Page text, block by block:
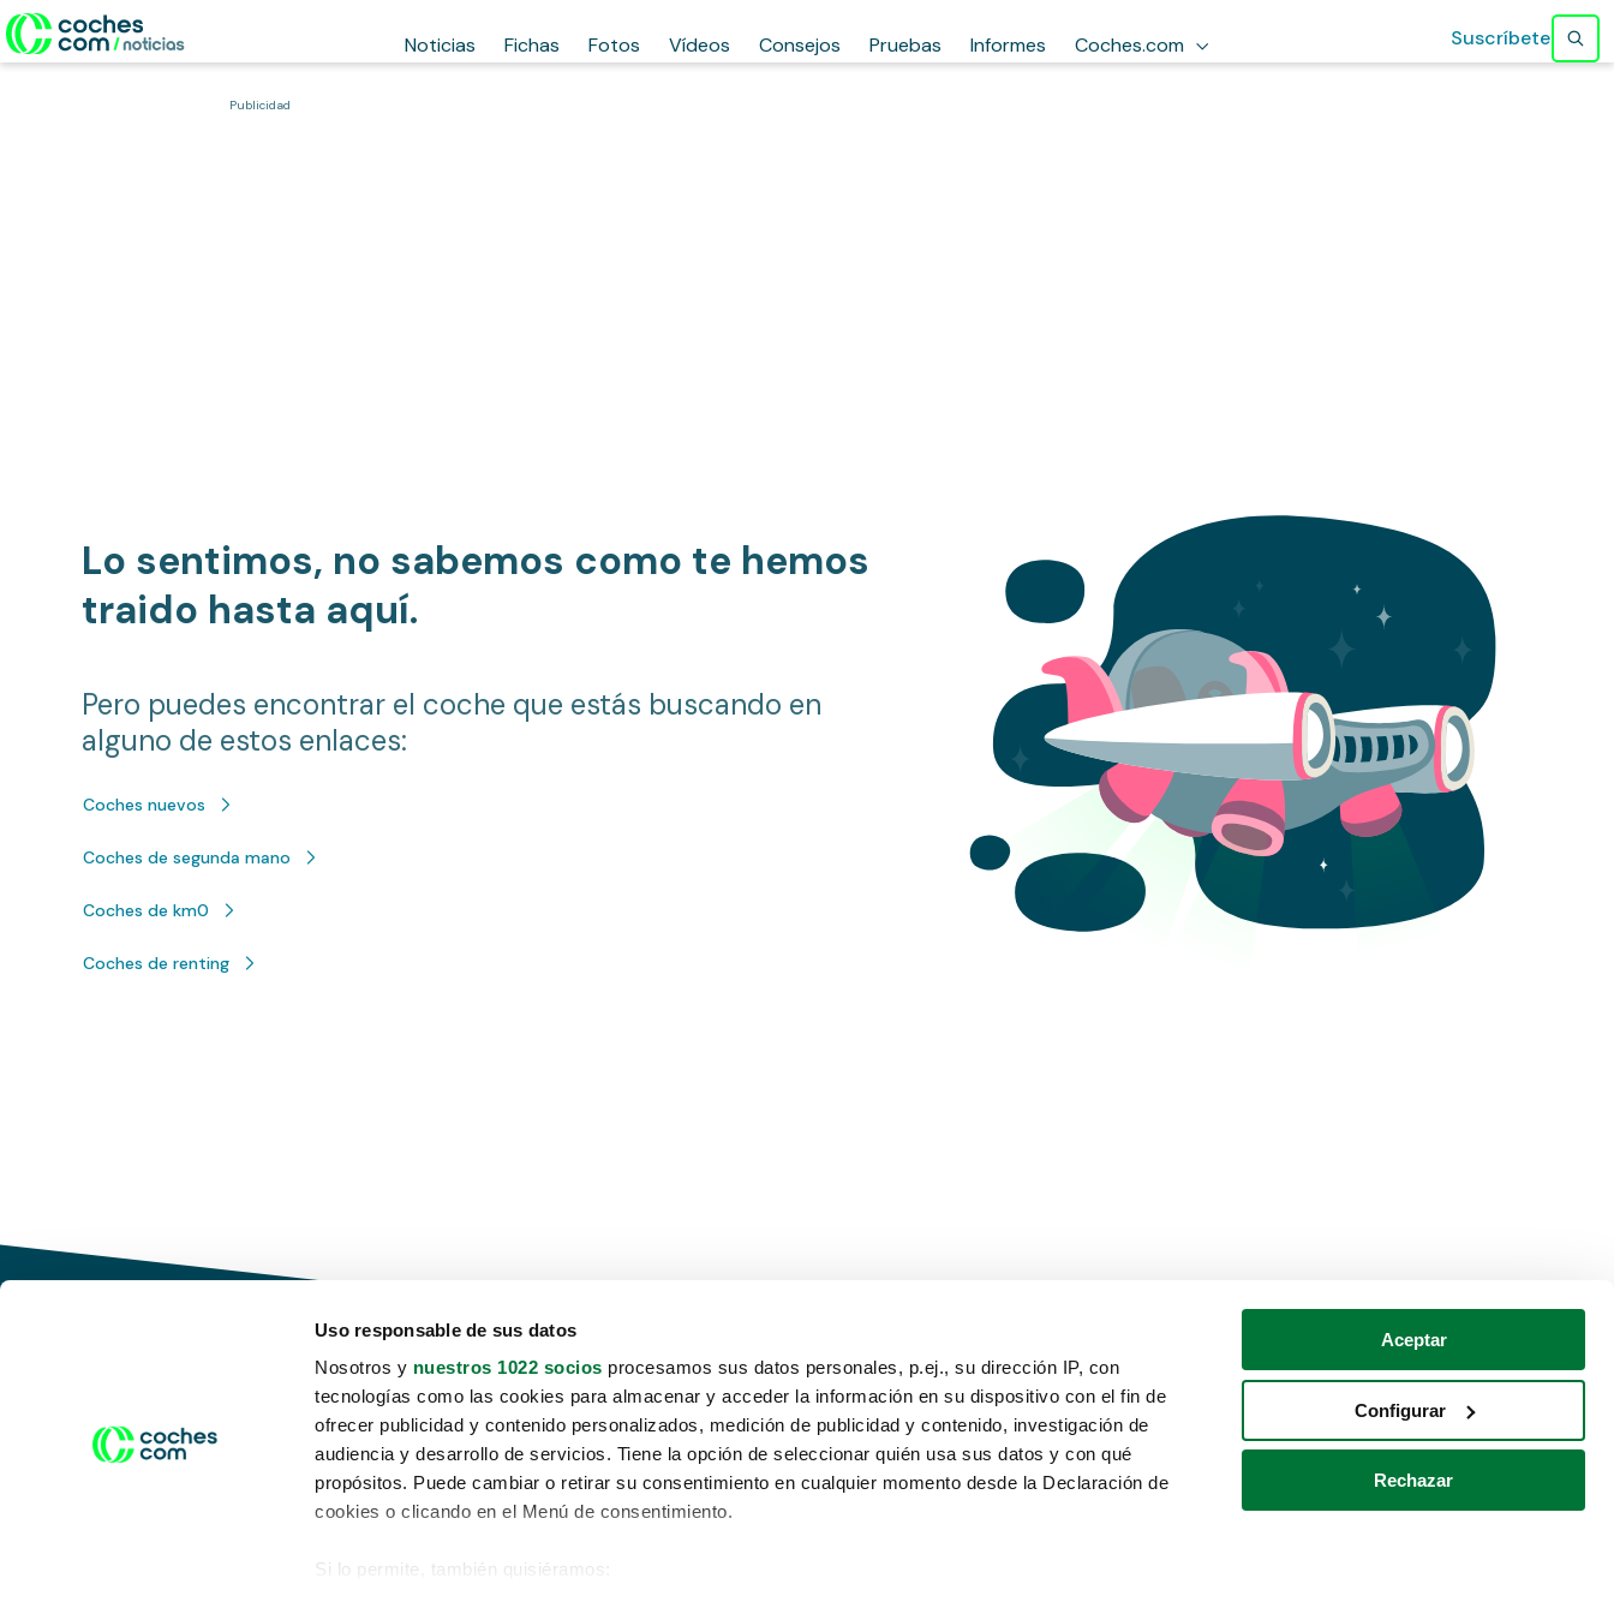
Uso responsable de sus datos
Nosotros y nuestros 1022 socios procesamos sus datos personales, p.ej., su dirección IP, con
tecnologías como las cookies para almacenar y acceder la información en su dispositivo con el fin de
ofrecer publicidad y contenido personalizados, medición de publicidad y contenido, investigación de
audiencia y desarrollo de servicios. Tiene la opción de seleccionar quién usa sus datos y con qué
propósitos. Puede cambiar o retirar su consentimiento en cualquier momento desde la Declaración de
cookies o clicando en el Menú de consentimiento.
Si lo permite, también quisiéramos:
Aceptar
Configurar
Rechazar
Noticias Fichas Fotos Vídeos Consejos Pruebas Informes Coches.com Suscríbete
Publicidad
Lo sentimos, no sabemos como te hemos
traido hasta aquí.
Pero puedes encontrar el coche que estás buscando en
alguno de estos enlaces:
Coches nuevos
Coches de segunda mano
Coches de km0
Coches de renting
Conduce tu futuro,
desata tu movilidad